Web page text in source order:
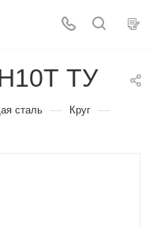
ТУ
сталь — Круг —